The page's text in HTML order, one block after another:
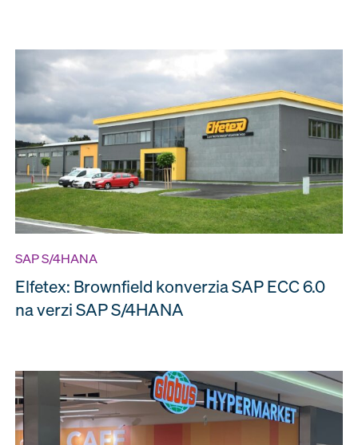
SAP S/4HANA
Elfetex: Brownfield konverzia SAP ECC 6.0
na verzi SAP S/4HANA